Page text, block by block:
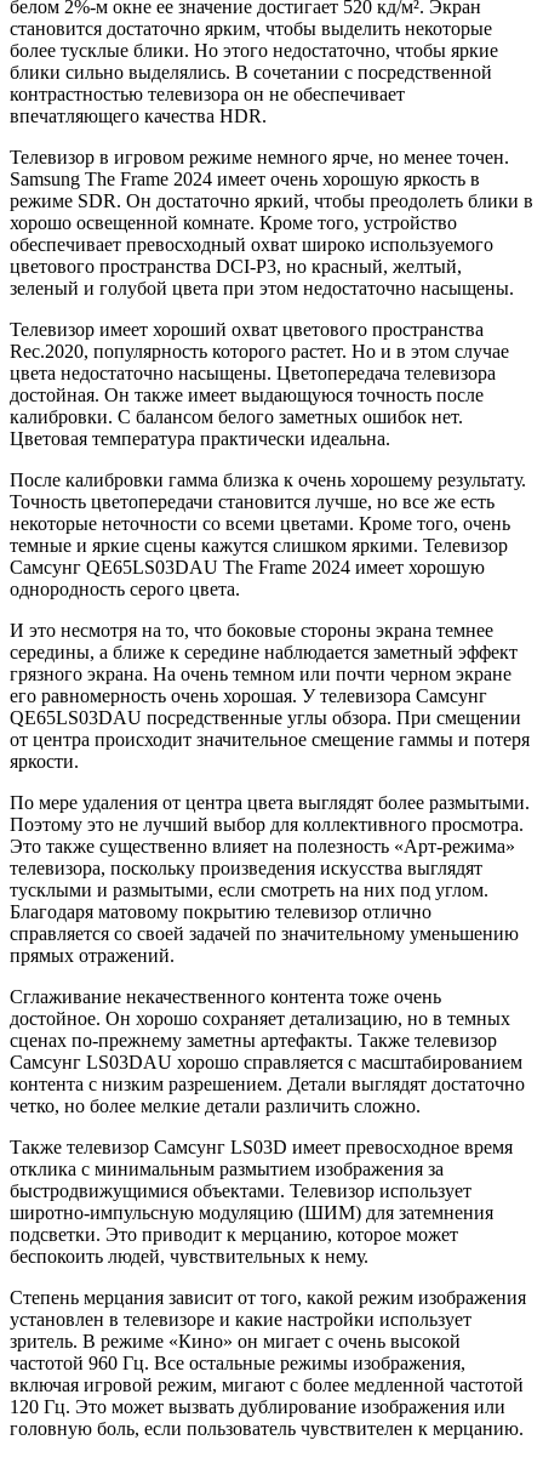
белом 2%-м окне ее значение достигает 520 кд/м². Экран
становится достаточно ярким, чтобы выделить некоторые
более тусклые блики. Но этого недостаточно, чтобы яркие
блики сильно выделялись. В сочетании с посредственной
контрастностью телевизора он не обеспечивает
впечатляющего качества HDR.
Телевизор в игровом режиме немного ярче, но менее точен.
Samsung The Frame 2024 имеет очень хорошую яркость в
режиме SDR. Он достаточно яркий, чтобы преодолеть блики в
хорошо освещенной комнате. Кроме того, устройство
обеспечивает превосходный охват широко используемого
цветового пространства DCI-P3, но красный, желтый,
зеленый и голубой цвета при этом недостаточно насыщены.
Телевизор имеет хороший охват цветового пространства
Rec.2020, популярность которого растет. Но и в этом случае
цвета недостаточно насыщены. Цветопередача телевизора
достойная. Он также имеет выдающуюся точность после
калибровки. С балансом белого заметных ошибок нет.
Цветовая температура практически идеальна.
После калибровки гамма близка к очень хорошему результату.
Точность цветопередачи становится лучше, но все же есть
некоторые неточности со всеми цветами. Кроме того, очень
темные и яркие сцены кажутся слишком яркими. Телевизор
Самсунг QE65LS03DAU The Frame 2024 имеет хорошую
однородность серого цвета.
И это несмотря на то, что боковые стороны экрана темнее
середины, а ближе к середине наблюдается заметный эффект
грязного экрана. На очень темном или почти черном экране
его равномерность очень хорошая. У телевизора Самсунг
QE65LS03DAU посредственные углы обзора. При смещении
от центра происходит значительное смещение гаммы и потеря
яркости.
По мере удаления от центра цвета выглядят более размытыми.
Поэтому это не лучший выбор для коллективного просмотра.
Это также существенно влияет на полезность «Арт-режима»
телевизора, поскольку произведения искусства выглядят
тусклыми и размытыми, если смотреть на них под углом.
Благодаря матовому покрытию телевизор отлично
справляется со своей задачей по значительному уменьшению
прямых отражений.
Сглаживание некачественного контента тоже очень
достойное. Он хорошо сохраняет детализацию, но в темных
сценах по-прежнему заметны артефакты. Также телевизор
Самсунг LS03DAU хорошо справляется с масштабированием
контента с низким разрешением. Детали выглядят достаточно
четко, но более мелкие детали различить сложно.
Также телевизор Самсунг LS03D имеет превосходное время
отклика с минимальным размытием изображения за
быстродвижущимися объектами. Телевизор использует
широтно-импульсную модуляцию (ШИМ) для затемнения
подсветки. Это приводит к мерцанию, которое может
беспокоить людей, чувствительных к нему.
Степень мерцания зависит от того, какой режим изображения
установлен в телевизоре и какие настройки использует
зритель. В режиме «Кино» он мигает с очень высокой
частотой 960 Гц. Все остальные режимы изображения,
включая игровой режим, мигают с более медленной частотой
120 Гц. Это может вызвать дублирование изображения или
головную боль, если пользователь чувствителен к мерцанию.